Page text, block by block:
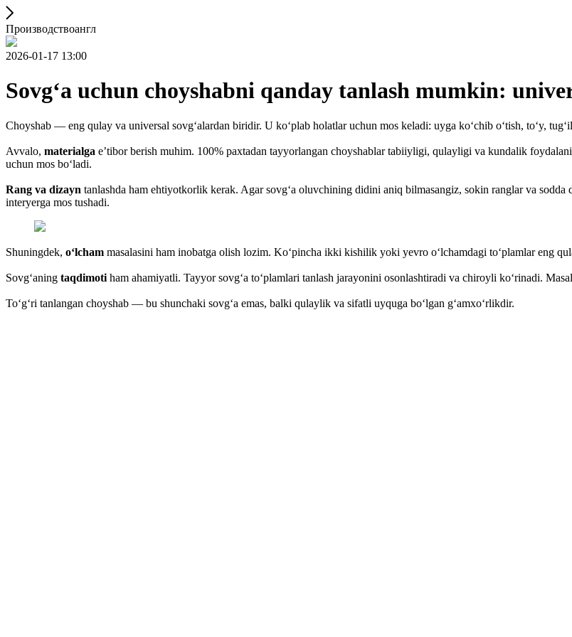
Производствоангл
2026-01-17 13:00
Sovg‘a uchun choyshabni qanday tanlash mumkin:
Choyshab — eng qulay va universal sovg‘alardan biridir. U ko‘plab holatlar uchun mos keladi: uyga ko‘chib o‘tish, to‘y,
Avvalo, materialga e’tibor berish muhim. 100% paxtadan tayyorlangan choyshablar tabiiyligi, qulayligi va kundalik
uchun mos bo‘ladi.
Rang va dizayn tanlashda ham ehtiyotkorlik kerak. Agar sovg‘a oluvchining didini aniq bilmasangiz, sokin ranglar va
interyerga mos tushadi.
Shuningdek, o‘lcham masalasini ham inobatga olish lozim. Ko‘pincha ikki kishilik yoki yevro o‘lchamdagi to‘plamlar eng
Sovg‘aning taqdimoti ham ahamiyatli. Tayyor sovg‘a to‘plamlari tanlash jarayonini osonlashtiradi va chiroyli ko‘rinadi.
To‘g‘ri tanlangan choyshab — bu shunchaki sovg‘a emas, balki qulaylik va sifatli uyquga bo‘lgan g‘amxo‘rlikdir.